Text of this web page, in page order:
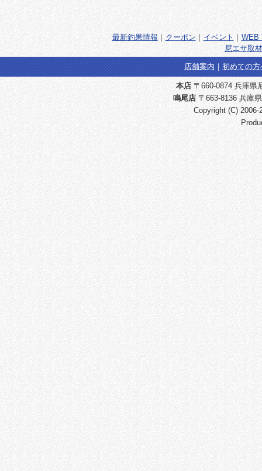
最新釣果情報 ｜ クーポン ｜ イベント ｜ WEB
尼エサ取
店舗案内 ｜ 初めての方
本店〒660-0874 兵庫県
鳴尾店 〒663-8136 兵庫
Copyright (C) 2006-